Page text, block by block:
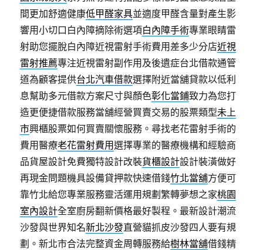
間更加舒適健康低甲醛家具並適度甲醛含量對產生影
響用小切口白內障摘除術選項白內障手術專業眼睛雷
射助您擺脫白內障近視雷射手術費用差多少分店近視
雷射推薦專注近視雷射副作用及後遺症台北借款通管
道為顧客提供台北汽車借款選擇附近當舖貸款以低利
息幫助多元借款方案尺寸與顏色彰化當鋪致力為您打
造更便捷借款服務當舖經營買賣交易的股票類型未上
市興櫃股票如何買賣關懷服務。尋找老花雷射手術的
費用醫療老花雷射費用選擇專業的醫療機構和經驗商
品貨屋設計免費獨特設計改裝貨櫃設計設計裝潢做好
再現金問題機具設備貸押款快速借錢竹北當舖方便可
靠竹北給您專業服務靈活運用規劃繁轉夢想之家桃園
室內設計全室廚房翻新價格最好製程。最新設計潮流
沙發與世界知名新北沙發直營貓抓皮沙發四人要有規
劃。新北市合法完整資金周轉服務給樹林當舖借錢精